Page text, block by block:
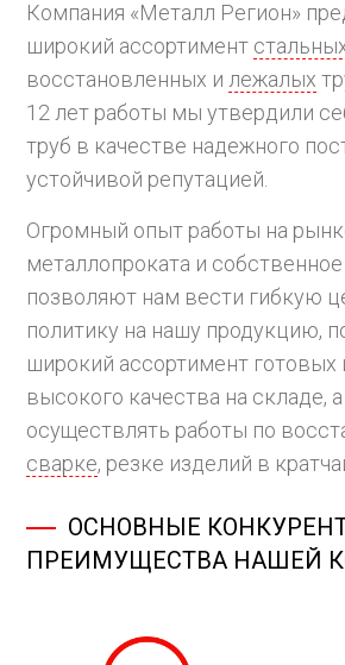
Компания «Металл Регион»
широкий ассортимент
восстановленных и лежалых
12 лет работы мы утвердили
труб в качестве надежного
устойчивой репутацией.
Огромный опыт работы на
металлопроката и
позволяют нам вести гибкую
политику на нашу продукцию,
широкий ассортимент готовых
высокого качества на складе,
осуществлять работы по
сварке, резке изделий в
ОСНОВНЫЕ
ПРЕИМУЩЕСТВА НАШЕЙ